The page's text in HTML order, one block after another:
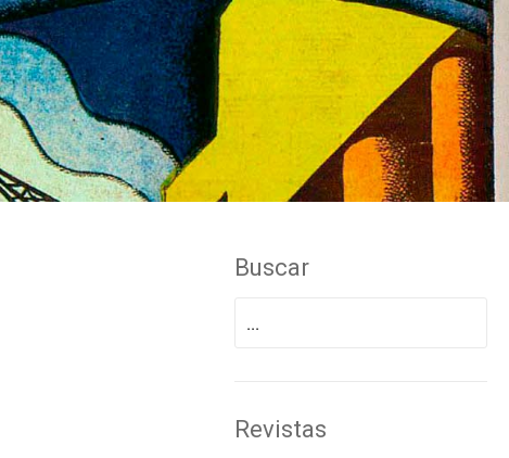
Buscar
Revistas